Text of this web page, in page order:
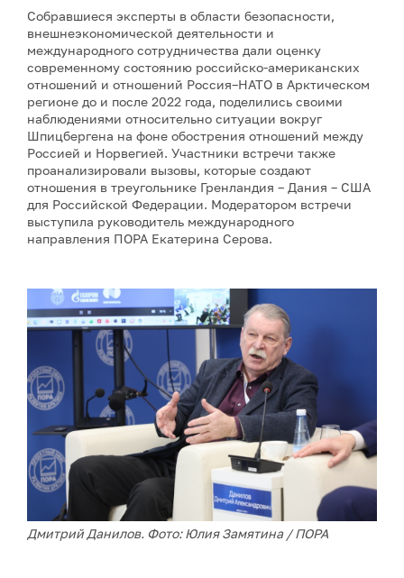
Собравшиеся эксперты в области безопасности,
внешнеэкономической деятельности и
международного сотрудничества дали оценку
современному состоянию российско-американских
отношений и отношений Россия–НАТО в Арктическом
регионе до и после 2022 года, поделились своими
наблюдениями относительно ситуации вокруг
Шпицбергена на фоне обострения отношений между
Россией и Норвегией. Участники встречи также
проанализировали вызовы, которые создают
отношения в треугольнике Гренландия – Дания – США
для Российской Федерации. Модератором встречи
выступила руководитель международного
направления ПОРА Екатерина Серова.
Дмитрий Данилов. Фото: Юлия Замятина / ПОРА